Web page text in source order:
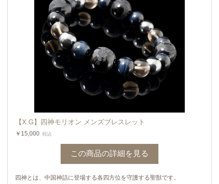
【X.G】四神モリオン メンズブレスレット
￥15,000 税込
この商品の詳細を見る
四神とは、中国神話に登場する各四方位を守護する聖獣です。